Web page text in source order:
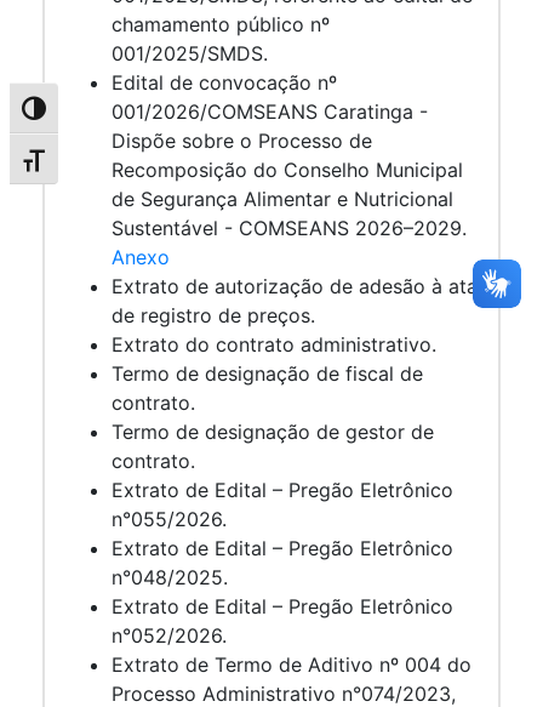
Alternar alto contraste
Alternar tamanho da fonte
chamamento público nº
001/2025/SMDS.
Edital de convocação nº
001/2026/COMSEANS Caratinga -
Dispõe sobre o Processo de
Recomposição do Conselho Municipal
de Segurança Alimentar e Nutricional
Sustentável - COMSEANS 2026–2029.
Anexo
Extrato de autorização de adesão à ata
de registro de preços.
Extrato do contrato administrativo.
Termo de designação de fiscal de
contrato.
Termo de designação de gestor de
contrato.
Extrato de Edital – Pregão Eletrônico
n°055/2026.
Extrato de Edital – Pregão Eletrônico
n°048/2025.
Extrato de Edital – Pregão Eletrônico
n°052/2026.
Extrato de Termo de Aditivo nº 004 do
Processo Administrativo n°074/2023,